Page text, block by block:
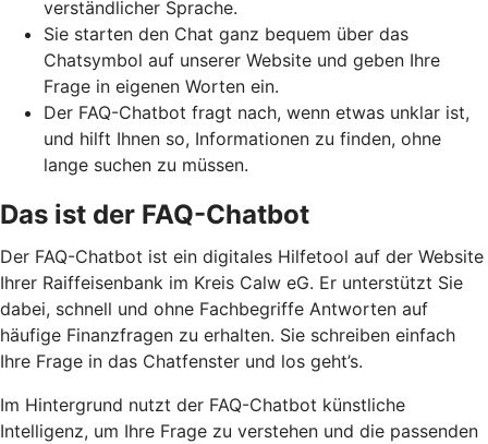
verständlicher Sprache.
Sie starten den Chat ganz bequem über das
Chatsymbol auf unserer Website und geben Ihre
Frage in eigenen Worten ein.
Der FAQ-Chatbot fragt nach, wenn etwas unklar ist,
und hilft Ihnen so, Informationen zu finden, ohne
lange suchen zu müssen.
Das ist der FAQ-Chatbot
Der FAQ-Chatbot ist ein digitales Hilfetool auf der Website
Ihrer Raiffeisenbank im Kreis Calw eG. Er unterstützt Sie
dabei, schnell und ohne Fachbegriffe Antworten auf
häufige Finanzfragen zu erhalten. Sie schreiben einfach
Ihre Frage in das Chatfenster und los geht’s.
Im Hintergrund nutzt der FAQ-Chatbot künstliche
Intelligenz, um Ihre Frage zu verstehen und die passenden